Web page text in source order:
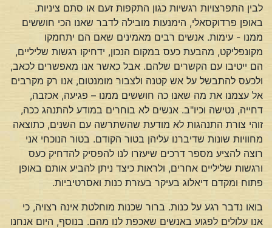
לבין התפרצויות רגשיות כגון התקפות זעם או סתם ציניות.
באופן פרדוקסאלי, הימנעות מובילה לדבר שאנו הכי חוששים
ממנו - עימות. אנשים רבים מאמינים שאם הם יתחמקו
מקונפליקט, מהבעת כעס במקום הנכון, ידחיקו רגשות שליליים,
הם ייטיבו עם הקשרים שלהם. אבל כאשר אנו מאפשרים לכאב,
ולכעס להתבשל על אש קטנה ולצבור מומנטום, אנו רק מקרבים
אל עצמנו את מה שאנו כה חוששים ממנו – פגיעה, אכזבה,
דחייה, נטישה וכיו"ב. אנשים לא בוחרים במודע להתנהג ככה,
זוהי צורת התנהגות לא מודעת שהשתרשה עם השנים, כתוצאה
מחוויות שונות שדיברנו עליהן בטור הקודם. בטור הנוכחי אני
רוצה להציע מספר דרכים שיעזרו לנו להפסיק להדחיק כעס
ורגשות שליליים אחרים, ולראות כיצד ניתן להביע אותם באופן
פתוח ומקדם דיאלוג בעיקר בעזרת כנות ואסרטיביות.
בואו נדבר רגע על כנות. ברור שכנות מוחלטת אינה רצויה, כי
אנו עלולים לפגוע באנשים שאכפת לנו מהם. בנוסף, היום אנחנו